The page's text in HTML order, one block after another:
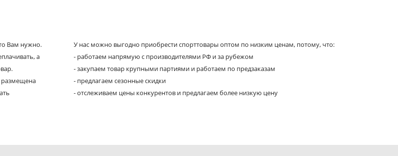
Вам нужно.
а
размещена
У нас можно выгодно приобрести спорттовары оптом по низким ценам, потому, что:
- работаем напрямую с производителями РФ и за рубежом
- закупаем товар крупными партиями и работаем по предзаказам
- предлагаем сезонные скидки
- отслеживаем цены конкурентов и предлагаем более низкую цену